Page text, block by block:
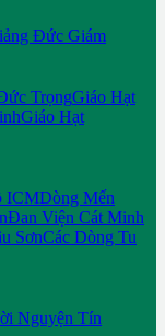
Đức Giám
TrọngGiáo Hạt
Giáo Hạt
ICMDòng Mến
Đan Viện Cát Minh
SơnCác Dòng Tu
Nguyện Tín